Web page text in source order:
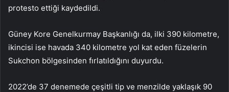
protesto ettiği kaydedildi.
Güney Kore Genelkurmay Başkanlığı da, ilki 390 kilometre,
ikincisi ise havada 340 kilometre yol kat eden füzelerin
Sukchon bölgesinden fırlatıldığını duyurdu.
2022’de 37 denemede çeşitli tip ve menzilde yaklaşık 90